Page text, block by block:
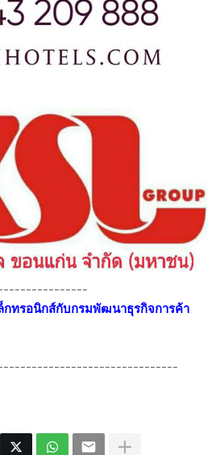
กทรอนิกส์กับกรมพัฒนาธุรกิจการค้า